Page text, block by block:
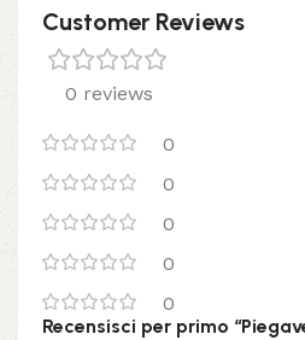
Customer Reviews
0 reviews
0
0
0
0
0
Recensisci per primo